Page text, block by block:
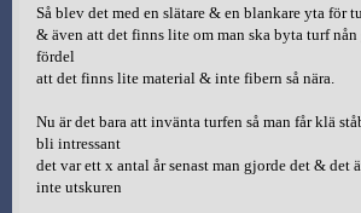
Så blev det med en slätare & en blankare yta för
& även att det finns lite om man ska byta turf nån
fördel
att det finns lite material & inte fibern så nära.
Nu är det bara att invänta turfen så man får klä
bli intressant
det var ett x antal år senast man gjorde det & det
inte utskuren